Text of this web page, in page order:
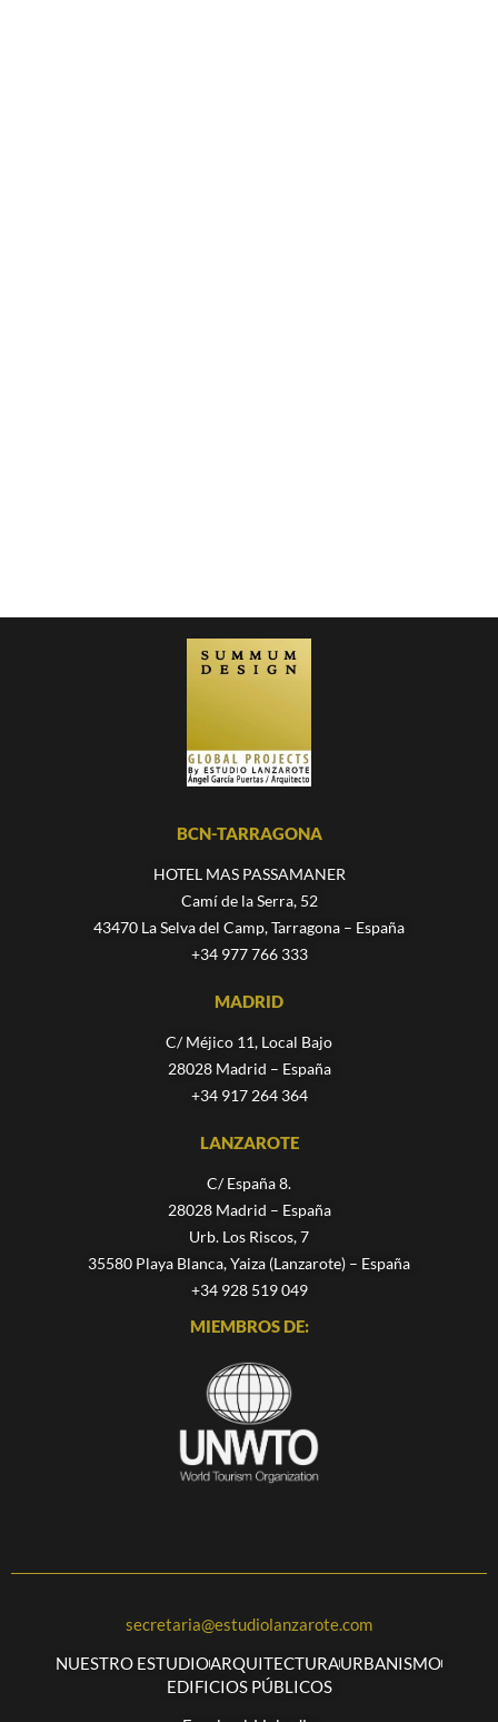
BCN-TARRAGONA
HOTEL MAS PASSAMANER
Camí de la Serra, 52
43470 La Selva del Camp, Tarragona – España
+34 977 766 333
MADRID
C/ Méjico 11, Local Bajo
28028 Madrid – España
+34 917 264 364
LANZAROTE
C/ España 8.
28028 Madrid – España
Urb. Los Riscos, 7
35580 Playa Blanca, Yaiza (Lanzarote) – España
+34 928 519 049
MIEMBROS DE:
secretaria@estudiolanzarote.com
NUESTRO ESTUDIOARQUITECTURAURBANISMO
EDIFICIOS PÚBLICOS